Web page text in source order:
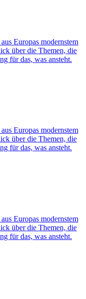
Europas modernstem
über die Themen, die
für das, was ansteht.
Europas modernstem
über die Themen, die
für das, was ansteht.
Europas modernstem
über die Themen, die
für das, was ansteht.